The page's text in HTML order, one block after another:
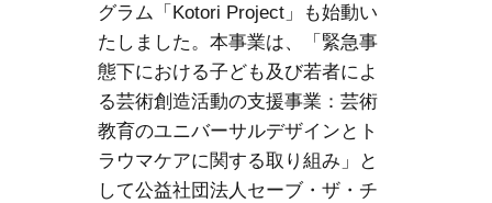
グラム「Kotori Project」も始動い
たしました。本事業は、「緊急事
態下における子ども及び若者によ
る芸術創造活動の支援事業：芸術
教育のユニバーサルデザインとト
ラウマケアに関する取り組み」と
して公益社団法人セーブ・ザ・チ